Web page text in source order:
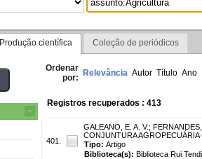
Produção científica Coleção de periódicos
Ordenar
por: Relevância Autor Título Ano
Registros recuperados : 413
401.
GALEANO, E. A. V.;
CONJUNTURA
Tipo: Artigo
Biblioteca(s): Biblioteca Rui